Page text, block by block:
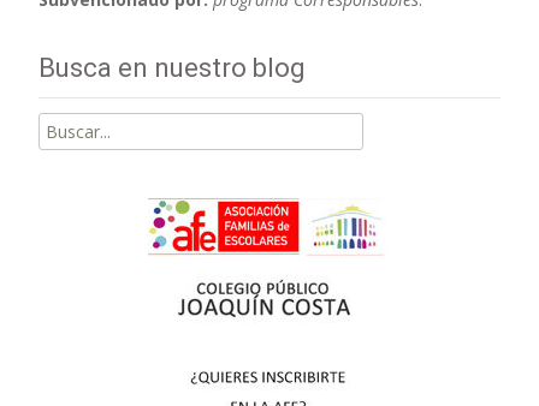
Busca en nuestro blog
Buscar
por: